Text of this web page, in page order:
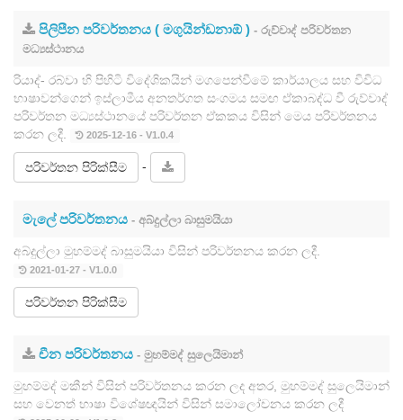
පිලිපීන පරිවර්තනය ( මගුයින්ඩනාඕ ) - රුව්වාද් පරිවර්තන
මධ්‍යස්ථානය
රියාද්- රබ්වා හි පිහිටි විදේශිකයින් මගපෙන්වීමේ කාර්යාලය සහ විවිධ
භාෂාවන්ගෙන් ඉස්ලාමීය අනතර්ගත සංගමය සමඟ ඒකාබද්ධ වී රුව්වාද්
පරිවර්තන මධ්‍යස්ථානයේ පරිවර්තන ඒකකය විසින් මෙය පරිවර්තනය
කරන ලදී.
2025-12-16 - V1.0.4
පරිවර්තන පිරික්සීම -
මැලේ පරිවර්තනය - අබ්දුල්ලා බාසුමයියා
අබ්දුල්ලා මුහම්මද් බාසුමයියා විසින් පරිවර්තනය කරන ලදී.
2021-01-27 - V1.0.0
පරිවර්තන පිරික්සීම
චීන පරිවර්තනය - මුහම්මද් සුලෙයිමාන්
මුහම්මද් මකීන් විසින් පරිවර්තනය කරන ලද අතර, මුහම්මද් සුලෙයිමාන්
සහ වෙනත් භාෂා විශේෂඥයින් විසින් සමාලෝචනය කරන ලදී